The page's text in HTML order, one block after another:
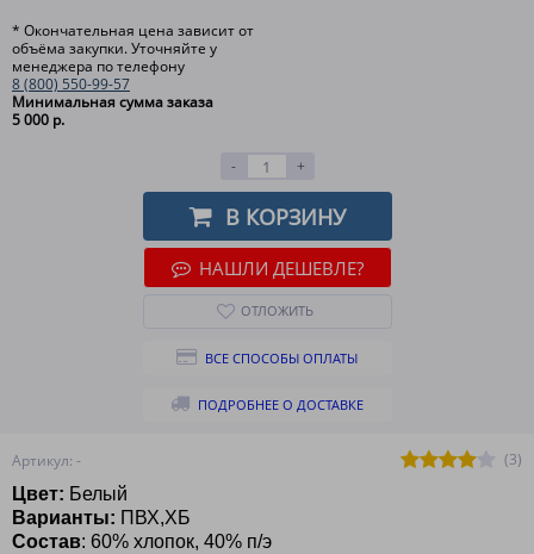
Артикул: -
(3)
Цвет: Белый
Варианты: ПВХ,ХБ
Состав: 60% хлопок, 40% п/э
* Окончательная цена зависит от
объёма закупки. Уточняйте у
менеджера по телефону
8 (800) 550-99-57
Минимальная сумма заказа
5 000 р.
- +
В КОРЗИНУ
НАШЛИ ДЕШЕВЛЕ?
ОТЛОЖИТЬ
ВСЕ СПОСОБЫ ОПЛАТЫ
ПОДРОБНЕЕ О ДОСТАВКЕ